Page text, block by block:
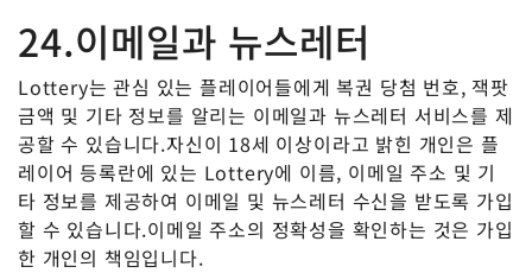
24.이메일과 뉴스레터
Lottery는 관심 있는 플레이어들에게 복권 당첨 번호, 잭팟
금액 및 기타 정보를 알리는 이메일과 뉴스레터 서비스를 제
공할 수 있습니다.자신이 18세 이상이라고 밝힌 개인은 플
레이어 등록란에 있는 Lottery에 이름, 이메일 주소 및 기
타 정보를 제공하여 이메일 및 뉴스레터 수신을 받도록 가입
할 수 있습니다.이메일 주소의 정확성을 확인하는 것은 가입
한 개인의 책임입니다.